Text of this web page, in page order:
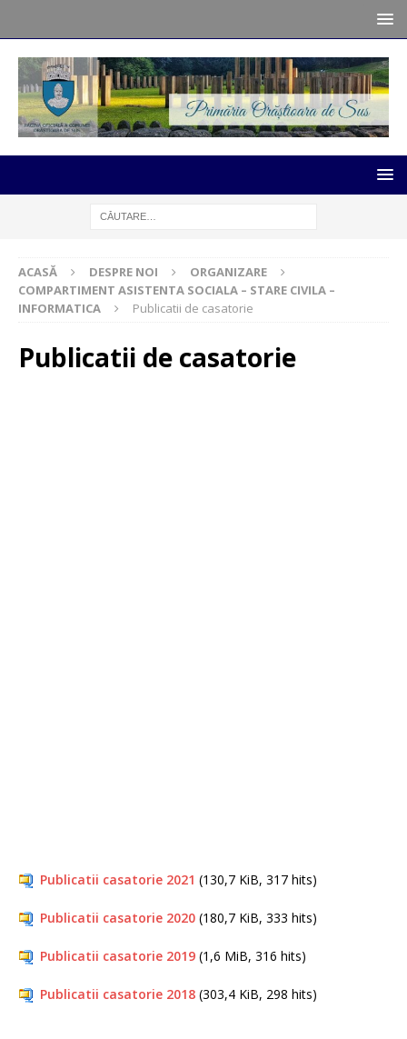
ACASĂ DESPRE NOI
ORGANIZARE
COMPARTIMENT ASISTENTA SOCIALA – STARE CIVILA –
INFORMATICA
Publicatii de casatorie
Publicatii de casatorie
Publicatii casatorie 2021 (130,7 KiB, 317 hits)
Publicatii casatorie 2020 (180,7 KiB, 333 hits)
Publicatii casatorie 2019 (1,6 MiB, 316 hits)
Publicatii casatorie 2018 (303,4 KiB, 298 hits)